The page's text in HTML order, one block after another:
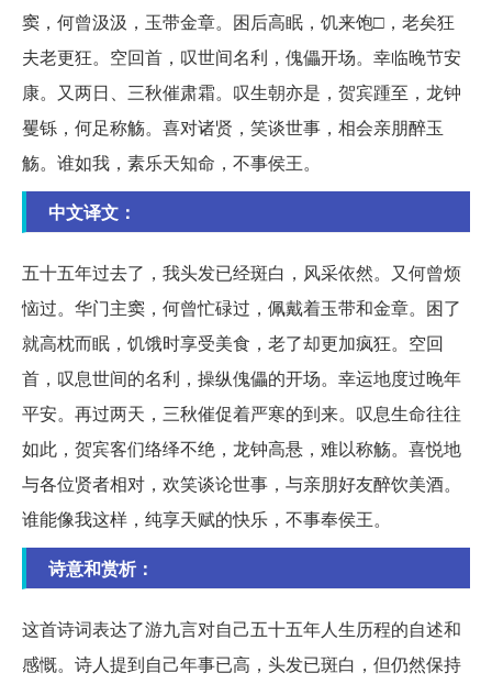
窦，何曾汲汲，玉带金章。困后高眠，饥来饱□，老矣狂
夫老更狂。空回首，叹世间名利，傀儡开场。幸临晚节安
康。又两日、三秋催肃霜。叹生朝亦是，贺宾踵至，龙钟
矍铄，何足称觞。喜对诸贤，笑谈世事，相会亲朋醉玉
觞。谁如我，素乐天知命，不事侯王。
中文译文：
五十五年过去了，我头发已经斑白，风采依然。又何曾烦
恼过。华门主窦，何曾忙碌过，佩戴着玉带和金章。困了
就高枕而眠，饥饿时享受美食，老了却更加疯狂。空回
首，叹息世间的名利，操纵傀儡的开场。幸运地度过晚年
平安。再过两天，三秋催促着严寒的到来。叹息生命往往
如此，贺宾客们络绎不绝，龙钟高悬，难以称觞。喜悦地
与各位贤者相对，欢笑谈论世事，与亲朋好友醉饮美酒。
谁能像我这样，纯享天赋的快乐，不事奉侯王。
诗意和赏析：
这首诗词表达了游九言对自己五十五年人生历程的自述和
感慨。诗人提到自己年事已高，头发已斑白，但仍然保持